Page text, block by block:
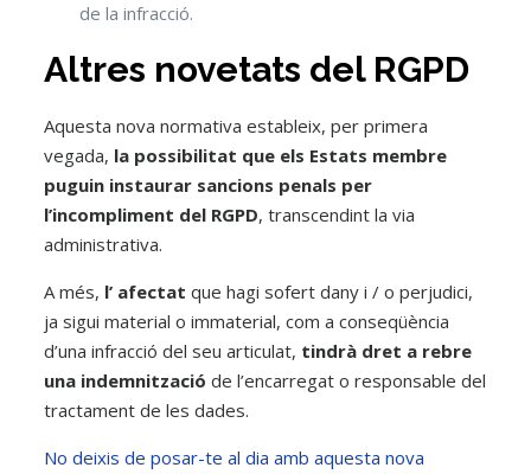
de la infracció.
Altres novetats del RGPD
Aquesta nova normativa estableix, per primera
vegada, la possibilitat que els Estats membre
puguin instaurar sancions penals per
l’incompliment del RGPD, transcendint la via
administrativa.
A més, l’ afectat que hagi sofert dany i / o perjudici,
ja sigui material o immaterial, com a conseqüència
d’una infracció del seu articulat, tindrà dret a rebre
una indemnització de l’encarregat o responsable del
tractament de les dades.
No deixis de posar-te al dia amb aquesta nova